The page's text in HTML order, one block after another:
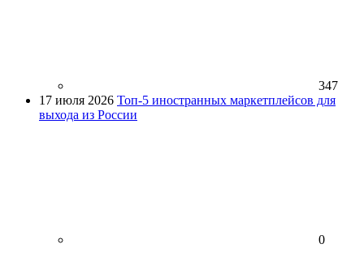
347
17 июля 2026 Топ-5 иностранных маркетплейсов для
выхода из России
0